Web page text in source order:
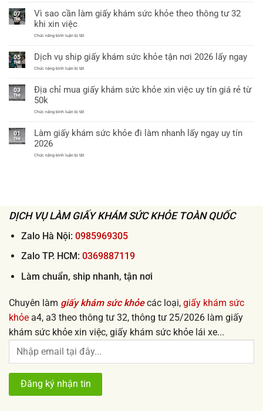
khám
khám
sức
việc
32
bệnh
viện
uy
tín
07
Th6
Vì sao cần làm giấy khám sức khỏe theo thông tư 32
khi xin việc
Chức năng bình luận bị tắtở
cần
làm
giấy
khỏe
theo
32
việc
05
Th6
Dịch vụ ship giấy khám sức khỏe tận nơi 2026 lấy ngay
Chức năng bình luận bị tắtở
ship
giấy
khỏe
2026
03
Th6
Địa chỉ mua giấy khám sức khỏe xin việc uy tín giá rẻ từ
50k
Chức năng bình luận bị tắtở
mua
giấy
khỏe
01
Th6
Làm giấy khám sức khỏe đi làm nhanh lấy ngay uy tín
2026
Chức năng bình luận bị tắtở
lấy
ngay
tín
2026
DỊCH VỤ LÀM GIẤY KHÁM SỨC KHỎE TOÀN QUỐC
Zalo Hà Nội: 0985969305
Zalo TP. HCM: 0369887119
Làm chuẩn, ship nhanh, tận nơi
Chuyên làm giấy khám sức khỏecác loại, giấy khám sức
khỏe a4, a3 theo thông tư 32, thông tư 25/2026 làm giấy
khám sức khỏe xin việc, giấy khám sức khỏe lái xe...